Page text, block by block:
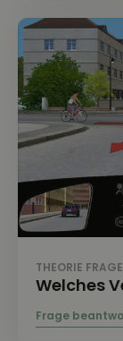
THEORIE
Welches